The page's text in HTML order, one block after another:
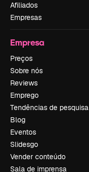
Afiliados
Empresas
Empresa
Preços
Sobre nós
Reviews
Emprego
Tendências de pesquisa
Blog
Eventos
Slidesgo
Vender conteúdo
Sala de imprensa